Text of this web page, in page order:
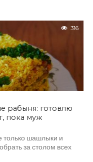
316
рабыня: готовлю
пока муж
только шашлыки и
за столом всех